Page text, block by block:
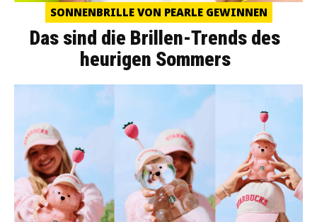
SONNENBRILLE VON PEARLE GEWINNEN
Das sind die Brillen-Trends des
heurigen Sommers